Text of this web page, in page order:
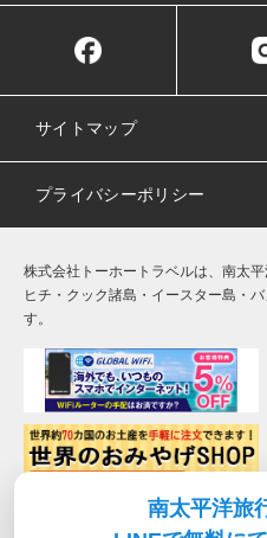
サイトマップ
プライバシーポリシー
株式会社トーホートラベルは、南太
ヒチ・クック諸島・イースター島・
す。
南太平洋旅